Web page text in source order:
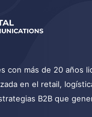
con más de 20 años
en el retail,
B2B que